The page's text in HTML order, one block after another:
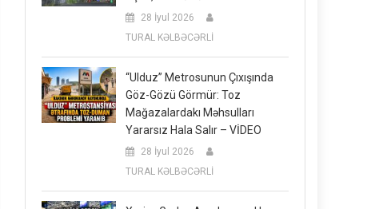
28 İyul 2026
TURAL KƏLBƏCƏRLİ
“Ulduz” Metrosunun Çıxışında
Göz-Gözü Görmür: Toz
Mağazalardakı Məhsulları
Yararsız Hala Salır – VİDEO
28 İyul 2026
TURAL KƏLBƏCƏRLİ